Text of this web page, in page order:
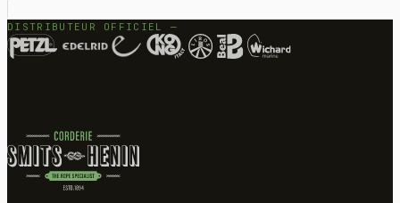
DISTRIBUTEUR OFFICIEL —